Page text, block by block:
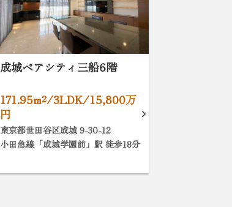
成城ペアシティ三船6階
171.95m²/3LDK/15,800万
円
東京都世田谷区成城 9-30-12
小田急線「成城学園前」駅 徒歩18分